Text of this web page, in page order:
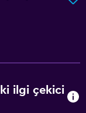
ilgi çekici